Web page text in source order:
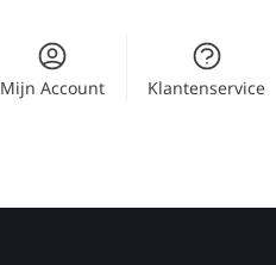
Mijn Account Klantenservice